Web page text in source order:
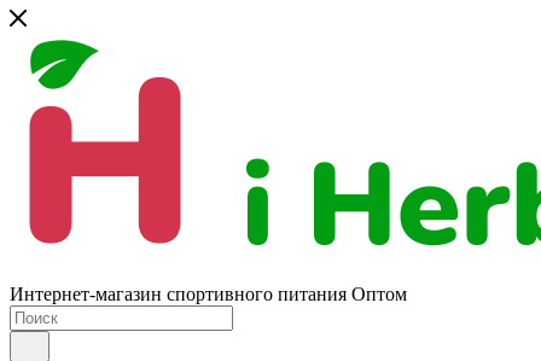
Интернет-магазин спортивного питания Оптом